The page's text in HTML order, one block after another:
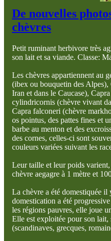
De nouvelles
chèvres
Petit ruminant herbivore très
son lait et sa viande. Classe:
Les chèvres appartiennent au
(ibex ou bouquetin des Alpes),
Iran et dans le Caucase),
cylindricornis (chèvre vivant
Capra falconeri (chèvre
os pointus, des pattes fines et
barbe au menton et des
des cornes, celles-ci sont
couleurs variées suivant les
Leur taille et leur poids
chèvre aegagre à 1 mètre et
La chèvre a été domestiquée il
domestication a été
les régions pauvres, elle joue
Elle est exploitée pour son lait,
(scandinaves, grecques,